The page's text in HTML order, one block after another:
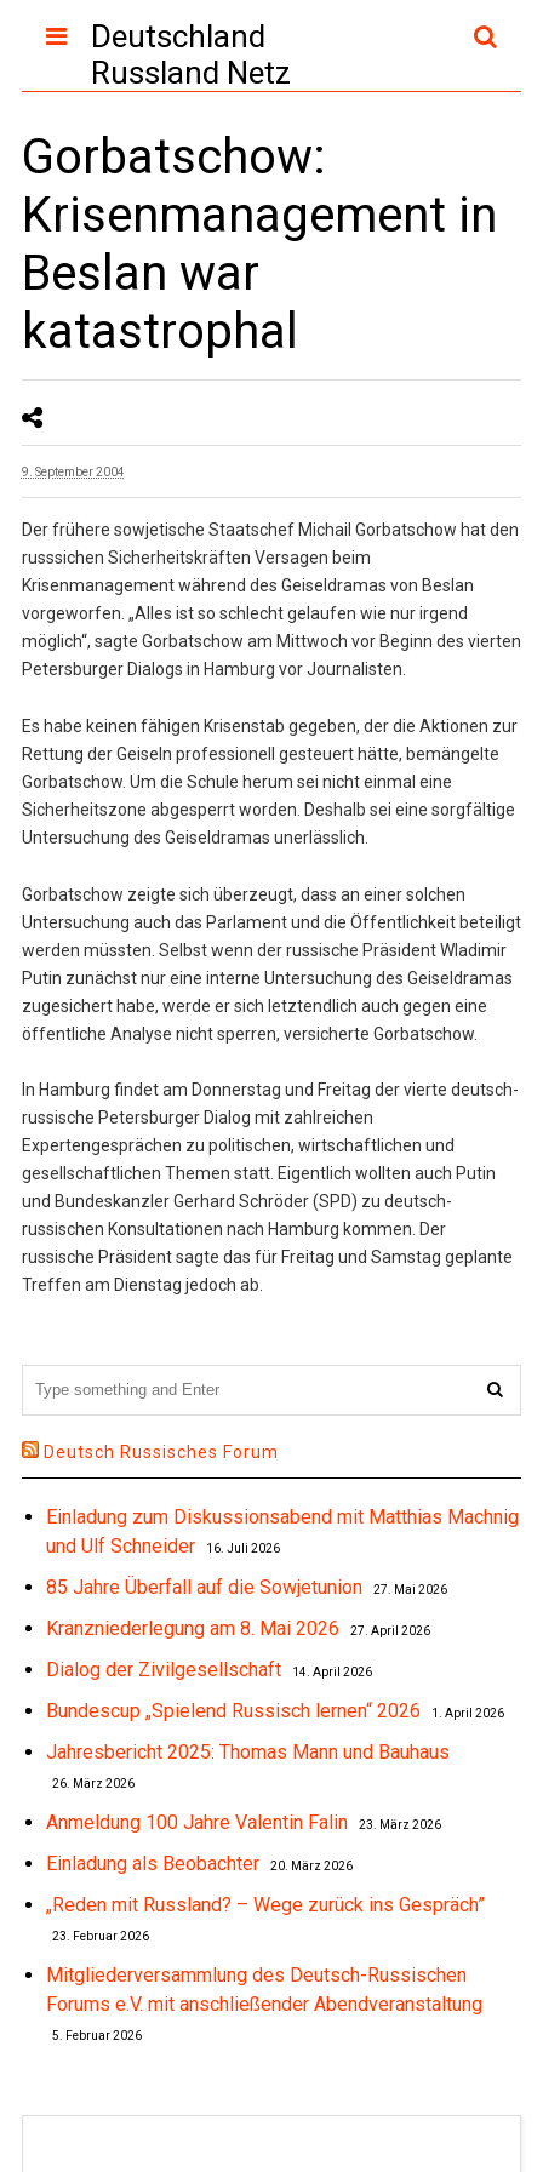
Deutschland
Russland Netz
Gorbatschow:
Krisenmanagement in
Beslan war
katastrophal
9. September 2004
Der frühere sowjetische Staatschef Michail Gorbatschow hat den
russsichen Sicherheitskräften Versagen beim
Krisenmanagement während des Geiseldramas von Beslan
vorgeworfen. „Alles ist so schlecht gelaufen wie nur irgend
möglich“, sagte Gorbatschow am Mittwoch vor Beginn des vierten
Petersburger Dialogs in Hamburg vor Journalisten.
Es habe keinen fähigen Krisenstab gegeben, der die Aktionen zur
Rettung der Geiseln professionell gesteuert hätte, bemängelte
Gorbatschow. Um die Schule herum sei nicht einmal eine
Sicherheitszone abgesperrt worden. Deshalb sei eine sorgfältige
Untersuchung des Geiseldramas unerlässlich.
Gorbatschow zeigte sich überzeugt, dass an einer solchen
Untersuchung auch das Parlament und die Öffentlichkeit beteiligt
werden müssten. Selbst wenn der russische Präsident Wladimir
Putin zunächst nur eine interne Untersuchung des Geiseldramas
zugesichert habe, werde er sich letztendlich auch gegen eine
öffentliche Analyse nicht sperren, versicherte Gorbatschow.
In Hamburg findet am Donnerstag und Freitag der vierte deutsch-
russische Petersburger Dialog mit zahlreichen
Expertengesprächen zu politischen, wirtschaftlichen und
gesellschaftlichen Themen statt. Eigentlich wollten auch Putin
und Bundeskanzler Gerhard Schröder (SPD) zu deutsch-
russischen Konsultationen nach Hamburg kommen. Der
russische Präsident sagte das für Freitag und Samstag geplante
Treffen am Dienstag jedoch ab.
Deutsch Russisches Forum
Einladung zum Diskussionsabend mit Matthias Machnig
und Ulf Schneider
16. Juli 2026
85 Jahre Überfall auf die Sowjetunion 27. Mai 2026
Kranzniederlegung am 8. Mai 2026 27. April 2026
Dialog der Zivilgesellschaft 14. April 2026
Bundescup „Spielend Russisch lernen“ 2026 1. April 2026
Jahresbericht 2025: Thomas Mann und Bauhaus
26. März 2026
Anmeldung 100 Jahre Valentin Falin 23. März 2026
Einladung als Beobachter 20. März 2026
„Reden mit Russland? – Wege zurück ins Gespräch”
23. Februar 2026
Mitgliederversammlung des Deutsch-Russischen
Forums e.V. mit anschließender Abendveranstaltung
5. Februar 2026